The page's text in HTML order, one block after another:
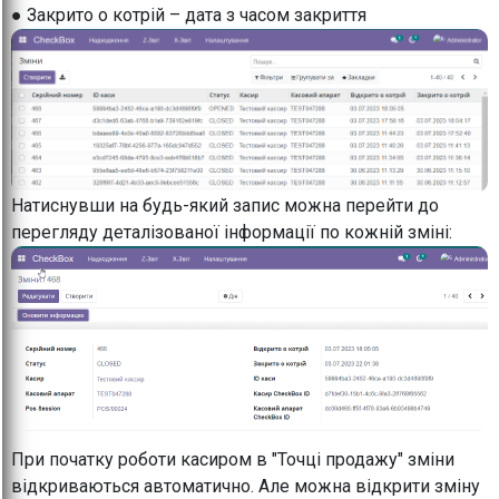
● Закрито о котрій – дата з часом закриття
Натиснувши на будь-який запис можна перейти до
перегляду деталізованої інформації по кожній зміні:
При початку роботи касиром в "Точці продажу" зміни
відкриваються автоматично. Але можна відкрити зміну